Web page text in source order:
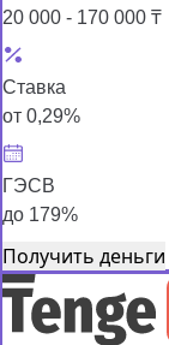
20 000 - 170 000 ₸
Ставка
от 0,29%
ГЭСВ
до 179%
Получить деньги